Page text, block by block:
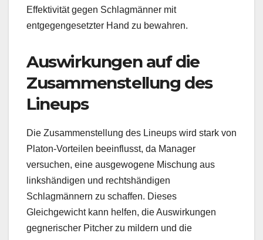
Effektivität gegen Schlagmänner mit
entgegengesetzter Hand zu bewahren.
Auswirkungen auf die
Zusammenstellung des
Lineups
Die Zusammenstellung des Lineups wird stark von
Platon-Vorteilen beeinflusst, da Manager
versuchen, eine ausgewogene Mischung aus
linkshändigen und rechtshändigen
Schlagmännern zu schaffen. Dieses
Gleichgewicht kann helfen, die Auswirkungen
gegnerischer Pitcher zu mildern und die